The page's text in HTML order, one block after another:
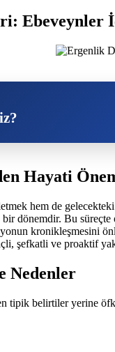
Ebeveynler
Hayati
hem de
dönemdir. Bu
şefkatli ve proaktif
Nedenler
tipik belirtiler yerine